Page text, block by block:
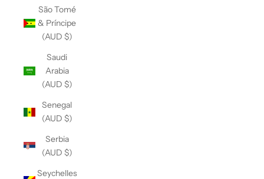
São Tomé
& Príncipe
(AUD $)
Saudi
Arabia
(AUD $)
Senegal
(AUD $)
Serbia
(AUD $)
Seychelles